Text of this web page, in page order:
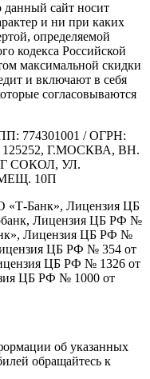
сайт носит
и ни при каких
определяемой
кодекса Российской
максимальной скидки
и включают в себя
согласовываются
774301001 / ОГРН:
125252, Г.МОСКВА, ВН.
СОКОЛ, УЛ.
10П
«Т-Банк», Лицензия ЦБ
Лицензия ЦБ РФ №
Лицензия ЦБ РФ №
ЦБ РФ № 354 от
ЦБ РФ № 1326 от
ЦБ РФ № 1000 от
об указанных
обращайтесь к